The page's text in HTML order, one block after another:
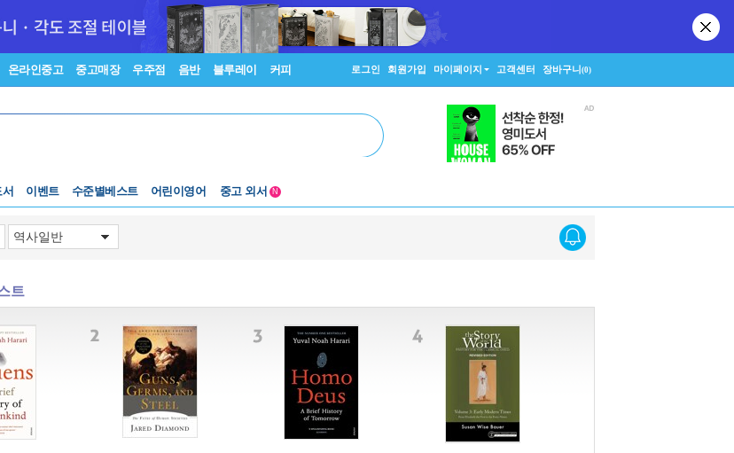
온라인중고 중고매장 우주점 음반 블루레이 커피 로그인 회원가입 마이페이지 고객센터 장바구니(0)
이벤트
Lexile®
어린이영어
5백원부터
N
트